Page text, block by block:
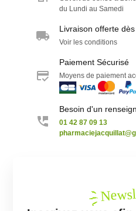
du Lundi au Samedi
Livraison offerte
Voir les conditions
Paiement Sécurisé
Moyens de paiement
Besoin d'un
01 42 87 09 13